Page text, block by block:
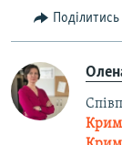
Поділитись